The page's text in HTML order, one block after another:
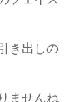
き出しの
ませんね